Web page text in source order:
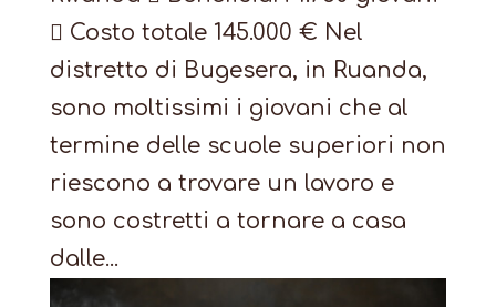
 Costo totale 145.000 € Nel
distretto di Bugesera, in Ruanda,
sono moltissimi i giovani che al
termine delle scuole superiori non
riescono a trovare un lavoro e
sono costretti a tornare a casa
dalle...